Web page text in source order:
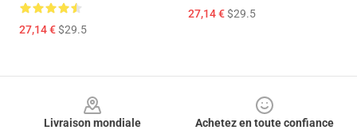
27,14 €$29.5
27,14 €$29.5
Livraison mondiale
Achetez en toute confiance